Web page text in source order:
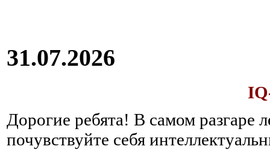
31.07.2026
Дорогие ребята! В самом разгаре
почувствуйте себя